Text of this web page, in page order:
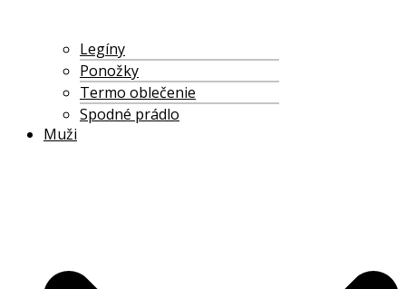
Legíny
Ponožky
Termo oblečenie
Spodné prádlo
Muži